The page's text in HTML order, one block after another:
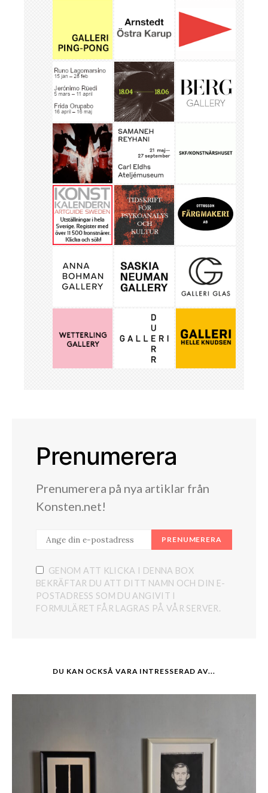
Prenumerera
Prenumerera på nya artiklar från
Konsten.net!
PRENUMERERA
GENOM ATT KLICKA I DENNA BOX
BEKRÄFTAR DU ATT DITT NAMN OCH DIN E-
POSTADRESS SOM DU ANGIVIT I
FORMULÄRET FÅR LAGRAS PÅ VÅR SERVER.
DU KAN OCKSÅ VARA INTRESSERAD AV...